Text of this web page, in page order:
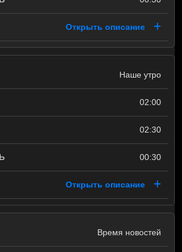
Открыть описание
Наше утро
02:00
02:30
00:30
Открыть описание
Время новостей